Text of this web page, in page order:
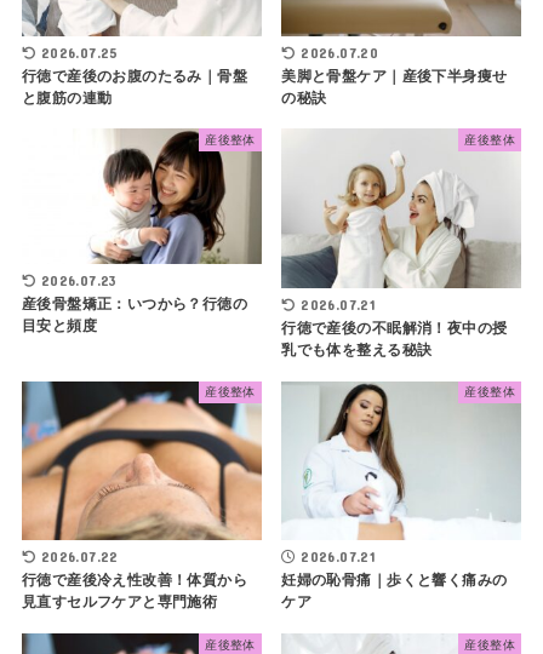
2026.07.25
行徳で産後のお腹のたるみ｜骨盤
と腹筋の連動
2026.07.20
美脚と骨盤ケア｜産後下半身痩せ
の秘訣
産後整体
2026.07.23
産後骨盤矯正：いつから？行徳の
目安と頻度
産後整体
2026.07.21
行徳で産後の不眠解消！夜中の授
乳でも体を整える秘訣
産後整体
2026.07.22
行徳で産後冷え性改善！体質から
見直すセルフケアと専門施術
産後整体
2026.07.21
妊婦の恥骨痛｜歩くと響く痛みの
ケア
産後整体 産後整体